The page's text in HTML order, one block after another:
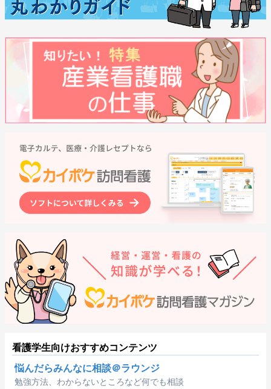
看護学生向けおすすめコンテンツ
悩んだらみんなに相談＠ラウンジ
勉強方法、わからないところなど何でも相談